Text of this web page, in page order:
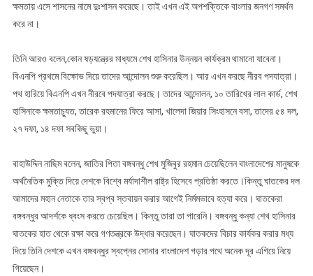
ক্ষমতায় এসে শাসনের নামে দুঃশাসন করেছে। তাই এখন এই অপশক্তিকে বাংলার জনগণ সমর্থন
করে না।
তিনি আরও বলেন,কোন ষড়যন্ত্রের মাধ্যমে শেখ হাসিনার উন্নয়ন কার্যক্রম থামানো যাবেনা।
বিএনপি প্রথমে বিক্ষোভ দিয়ে তাদের আন্দোলন শুরু করেছিল। আর এখন করছে নীরব পদযাত্রা।
পথ হারিয়ে বিএনপি এখন নীরবে পদযাত্রা করছে। তাদের আন্দোলন, ১০ তারিখের লাল কার্ড, শেখ
হাসিনাকে ক্ষমতাচ্যুত, তারেক রহমানের ফিরে আসা, খালেদা জিয়ার সিংহাসনে বসা, তাদের ৫৪ দল,
২৭ দফা, ১৪ দফা সবকিছু ভুয়া।
বাহাউদ্দিন নাছিম বলেন, জাতির পিতা বঙ্গবন্ধু শেখ মুজিবুর রহমান চেয়েছিলেন বাংলাদেশের মানুষকে
অর্থনৈতিক মুক্তি দিয়ে দেশকে বিশ্বে মর্যাদাশীল রাষ্ট্র হিসেবে প্রতিষ্ঠা করতে।কিন্তু ঘাতকের দল
আমাদের মহান নেতাকে তার স্বপ্ব স্তবায়ন করার আগেই নির্মমভাবে হত্যা করে। ঘাতকেরা
বঙ্গবন্ধুর আদর্শকে ধ্বংস করতে চেয়েছিল। কিন্তু তারা তা পারেনি। বঙ্গবন্ধু কন্যা শেখ হাসিনার
ঘাতকের হাত থেকে রক্ষা করে গণতন্ত্রকে উদ্ধার করেছেন। ঘাতকদের বিচার কার্যকর করার মধ্য
দিয়ে তিনি দেশকে এখন বঙ্গবন্ধুর স্বপ্নের সোনার বাংলাদেশ গড়ার পথে অনেক দূর এগিয়ে নিয়ে
গিয়েছেন।